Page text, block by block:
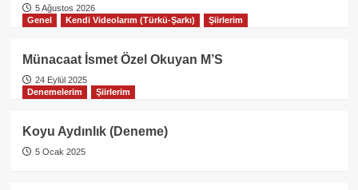
5 Ağustos 2026
Genel
Kendi Videolarım (Türkü-Şarkı) Şiirlerim
Münacaat İsmet Özel Okuyan M’S
24 Eylül 2025
Denemelerim
Şiirlerim
Koyu Aydınlık (Deneme)
5 Ocak 2025